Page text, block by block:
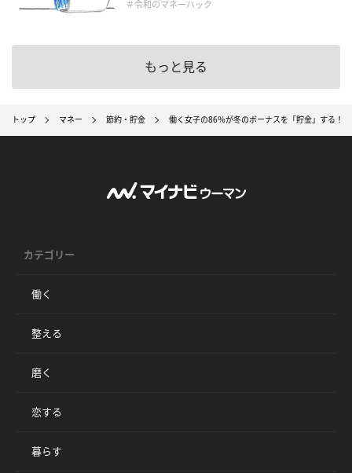
＃令和のマネーハック
もっと見る
トップ マネー 節約・貯金 働く女子の86％が冬のボーナスを「貯金」する！
カテゴリー
働く
整える
磨く
恋する
暮らす